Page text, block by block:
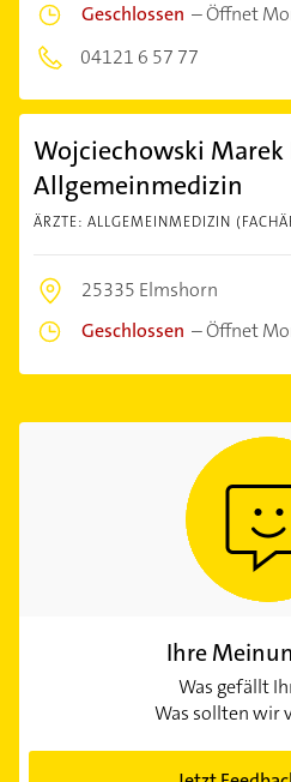
Geschlossen –Öffnet
04121 6 57 77
Wojciechowski
Allgemeinmedizin
ÄRZTE: ALLGEMEINMEDIZIN
25335 Elmshorn
Geschlossen –Öffnet
Ihre
Was gefällt
Was sollten wir